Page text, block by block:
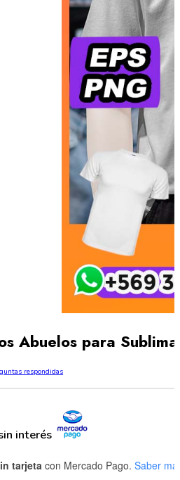
Abuelos para
respondidas
interés
tarjeta con Mercado Pago. Saber